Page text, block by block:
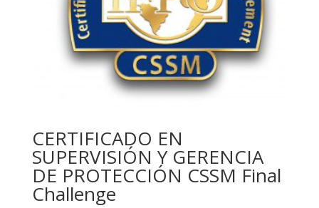
CERTIFICADO EN
SUPERVISIÓN Y GERENCIA
DE PROTECCIÓN CSSM Final
Challenge